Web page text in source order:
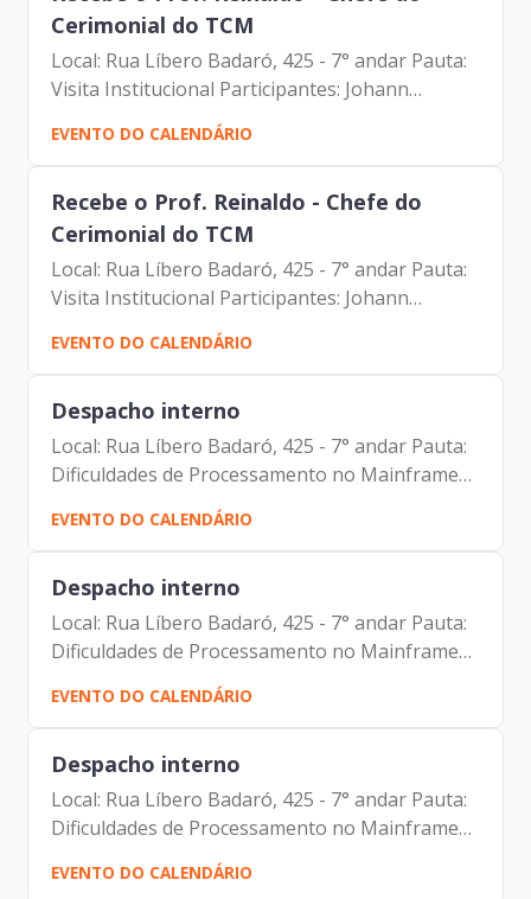
Cerimonial do TCM
Local: Rua Líbero Badaró, 425 - 7° andar Pauta:
Visita Institucional Participantes: Johann
Nogueira Dantas (Prodam) Prof. Reinaldo
(TCM)
EVENTO DO CALENDÁRIO
Recebe o Prof. Reinaldo - Chefe do
Cerimonial do TCM
Local: Rua Líbero Badaró, 425 - 7° andar Pauta:
Visita Institucional Participantes: Johann
Nogueira Dantas (Prodam) Prof. Reinaldo
(TCM)
EVENTO DO CALENDÁRIO
Despacho interno
Local: Rua Líbero Badaró, 425 - 7° andar Pauta:
Dificuldades de Processamento no Mainframe
Participantes: Johann Nogueira Dantas Antonio
Celso de Paula Albuquerque Filho Aparecido
Trindade de Melo...
EVENTO DO CALENDÁRIO
Despacho interno
Local: Rua Líbero Badaró, 425 - 7° andar Pauta:
Dificuldades de Processamento no Mainframe
Participantes: Johann Nogueira Dantas Antonio
Celso de Paula Albuquerque Filho Aparecido
Trindade de Melo...
EVENTO DO CALENDÁRIO
Despacho interno
Local: Rua Líbero Badaró, 425 - 7° andar Pauta:
Dificuldades de Processamento no Mainframe
Participantes: Johann Nogueira Dantas Antonio
Celso de Paula Albuquerque Filho Aparecido
EVENTO DO CALENDÁRIO